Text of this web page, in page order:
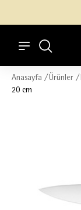
Anasayfa / Ürünler /
20 cm